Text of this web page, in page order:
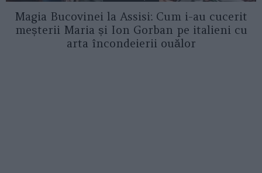
Magia Bucovinei la Assisi: Cum i-au cucerit
meșterii Maria și Ion Gorban pe italieni cu
arta încondeierii ouălor